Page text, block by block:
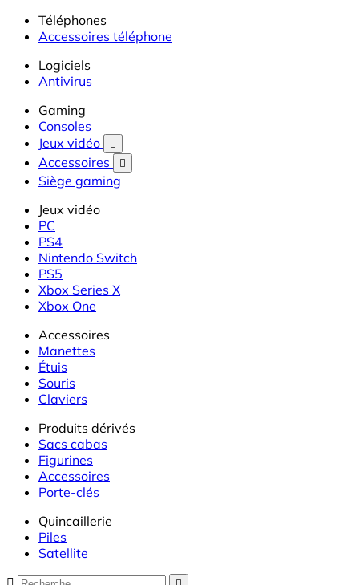
Téléphones
Accessoires téléphone
Logiciels
Antivirus
Gaming
Consoles
Jeux vidéo

Accessoires 
Siège gaming
Jeux vidéo
PC
PS4
Nintendo Switch
PS5
Xbox Series X
Xbox One
Accessoires
Manettes
Étuis
Souris
Claviers
Produits dérivés
Sacs cabas
Figurines
Accessoires
Porte-clés
Quincaillerie
Piles
Satellite